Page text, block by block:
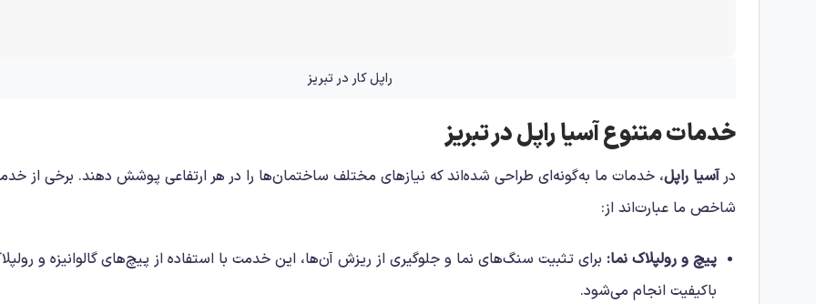
راپل کار در تبریز
خدمات متنوعآسیا راپلدر تبریز
درآسیا راپل، خدمات ما به‌گونه‌ای طراحی شده‌اند که نیازهای مختلف ساختمان‌ها را در هر ارتفاعی پوشش دهند. برخی از
شاخص ما عبارت‌اند از:
پیچ و رولپلاک نما: برای تثبیت سنگ‌های نما و جلوگیری از ریزش آن‌ها، این خدمت با استفاده از پیچ‌های گالوانیزه و
باکیفیت انجام می‌شود.